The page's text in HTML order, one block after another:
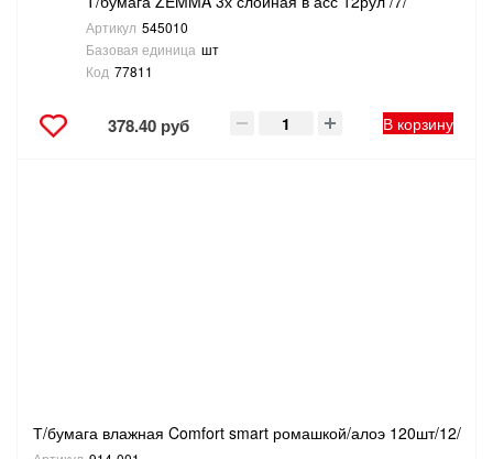
Артикул 545010
Базовая единица шт
Код 77811
378.40 руб В корзину
Т/бумага влажная Comfort smart ромашкой/алоэ 120шт/12/